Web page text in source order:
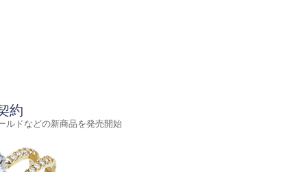
約
ルドなどの新商品を発売開始